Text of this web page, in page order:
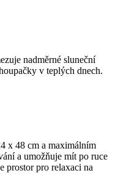
nadměrné sluneční
v teplých dnech.
x 48 cm a maximálním
a umožňuje mít po ruce
prostor pro relaxaci na